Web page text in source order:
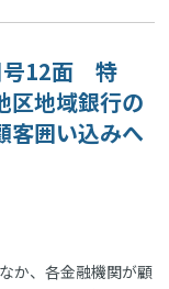
号12面 特
地域銀行の
客囲い込みへ
か、各金融機関が顧